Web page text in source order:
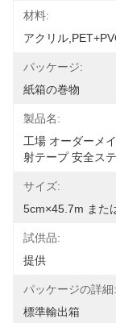
材料:
アクリル
パッケージ:
紙箱の巻物
製品名:
工場 オーダーメ
射テープ 安全ス
サイズ:
5cm×45.7m また
試供品:
提供
パッケージの詳細:
標準輸出箱